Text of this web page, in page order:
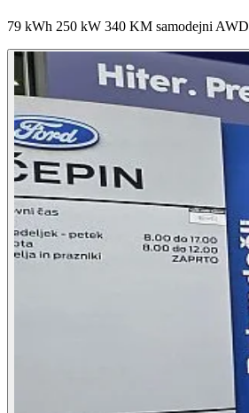
79 kWh 250 kW 340 KM samodejni AWD